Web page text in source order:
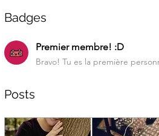
Badges
Premier membre! :D
Bravo! Tu es la première
Posts